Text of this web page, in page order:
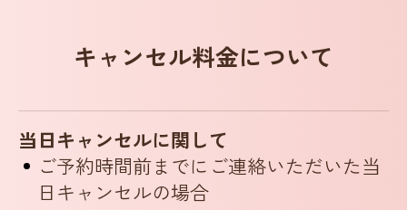
キャンセル料金について
当日キャンセルに関して
ご予約時間前までにご連絡いただいた当
日キャンセルの場合